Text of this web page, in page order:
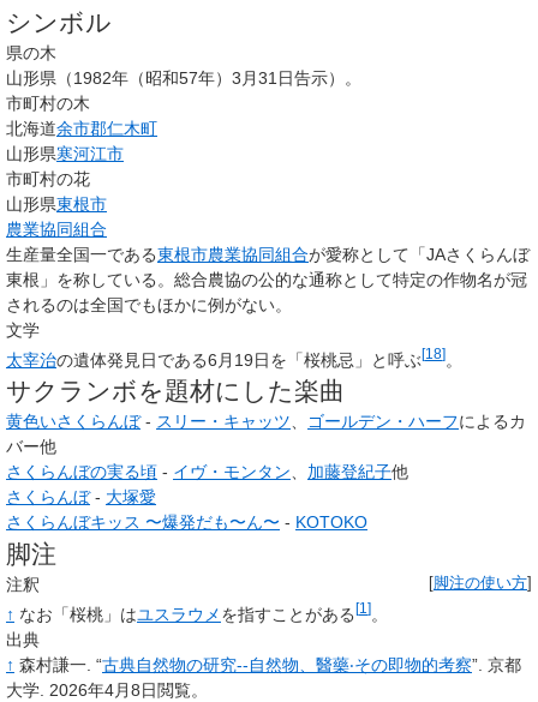
シンボル
県の木
山形県（1982年（昭和57年）3月31日告示）。
市町村の木
北海道余市郡仁木町
山形県寒河江市
市町村の花
山形県東根市
農業協同組合
生産量全国一である東根市農業協同組合が愛称として「JAさくらんぼ
東根」を称している。総合農協の公的な通称として特定の作物名が冠
されるのは全国でもほかに例がない。
文学
太宰治の遺体発見日である6月19日を「桜桃忌」と呼ぶ[18]。
サクランボを題材にした楽曲
黄色いさくらんぼ- スリー・キャッツ、 ゴールデン・ハーフによるカ
バー他
さくらんぼの実る頃 - イヴ・モンタン、 加藤登紀子他
さくらんぼ- 大塚愛
さくらんぼキッス 〜爆発だも〜ん〜 - KOTOKO
脚注
脚注の使い方
注釈
↑ なお「桜桃」はユスラウメを指すことがある [1 ] 。
出典
↑ 森村謙⼀. “古典⾃然物の研究--⾃然物、醫藥‧その即物的考察”. 京都
大学. 2026年4月8日閲覧。